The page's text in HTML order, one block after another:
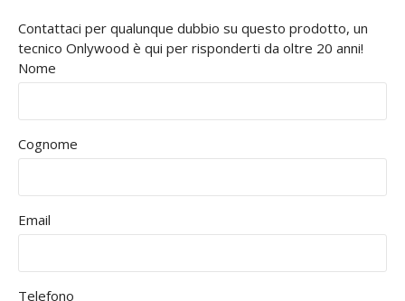
Contattaci per qualunque dubbio su questo prodotto, un
tecnico Onlywood è qui per risponderti da oltre 20 anni!
Nome
Cognome
Email
Telefono